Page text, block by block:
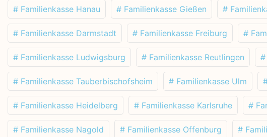
# Familienkasse Hanau # Familienkasse Gießen #
# Familienkasse Darmstadt # Familienkasse Freiburg #
# Familienkasse Ludwigsburg # Familienkasse Reutlingen #
# Familienkasse Tauberbischofsheim # Familienkasse Ulm
# Familienkasse Heidelberg # Familienkasse Karlsruhe #
# Familienkasse Nagold # Familienkasse Offenburg #